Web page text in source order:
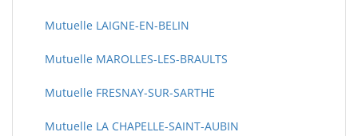
Mutuelle LAIGNE-EN-BELIN
Mutuelle MAROLLES-LES-BRAULTS
Mutuelle FRESNAY-SUR-SARTHE
Mutuelle LA CHAPELLE-SAINT-AUBIN